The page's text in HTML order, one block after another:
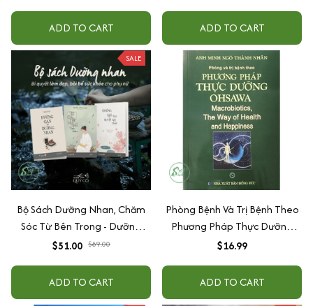
ADD TO CART ADD TO CART
SALE
Bộ Sách Dưỡng Nhan, Chăm
Sóc Từ Bên Trong - Dưỡng
Gan Để Dưỡng Nhan + Dưỡng
Độc Cơ Thể, Thức Tỉnh Tinh
$51.00 $89.00
ADD TO CART
Phòng Bệnh Và Trị Bệnh Theo
Phương Pháp Thực Dưỡng
Ohsawa
$16.99
ADD TO CART